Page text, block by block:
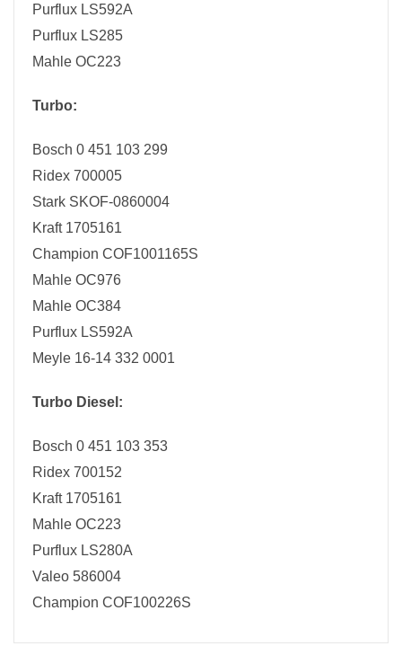
Purflux LS592A
Purflux LS285
Mahle OC223
Turbo:
Bosch 0 451 103 299
Ridex 700005
Stark SKOF-0860004
Kraft 1705161
Champion COF1001165S
Mahle OC976
Mahle OC384
Purflux LS592A
Meyle 16-14 332 0001
Turbo Diesel:
Bosch 0 451 103 353
Ridex 700152
Kraft 1705161
Mahle OC223
Purflux LS280A
Valeo 586004
Champion COF100226S